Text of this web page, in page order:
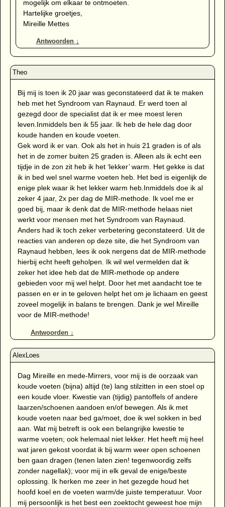
mogelijk om elkaar te ontmoeten.
Hartelijke groetjes,
Mireille Mettes
Antwoorden ↓
Bij mij is toen ik 20 jaar was geconstateerd dat ik te maken
heb met het Syndroom van Raynaud. Er werd toen al
gezegd door de specialist dat ik er mee moest leren
leven.Inmiddels ben ik 55 jaar. Ik heb de hele dag door
koude handen en koude voeten.
Gek word ik er van. Ook als het in huis 21 graden is of als
het in de zomer buiten 25 graden is. Alleen als ik echt een
tijdje in de zon zit heb ik het ‘lekker’ warm. Het gekke is dat
ik in bed wel snel warme voeten heb. Het bed is eigenlijk de
enige plek waar ik het lekker warm heb.Inmiddels doe ik al
zeker 4 jaar, 2x per dag de MIR-methode. Ik voel me er
goed bij, maar ik denk dat de MIR-methode helaas niet
werkt voor mensen met het Syndroom van Raynaud.
Anders had ik toch zeker verbetering geconstateerd. Uit de
reacties van anderen op deze site, die het Syndroom van
Raynaud hebben, lees ik ook nergens dat de MIR-methode
hierbij echt heeft geholpen. Ik wil wel vermelden dat ik
zeker het idee heb dat de MIR-methode op andere
gebieden voor mij wel helpt. Door het met aandacht toe te
passen en er in te geloven helpt het om je lichaam en geest
zoveel mogelijk in balans te brengen. Dank je wel Mireille
voor de MIR-methode!
Antwoorden ↓
Dag Mireille en mede-Mirrers, voor mij is de oorzaak van
koude voeten (bijna) altijd (te) lang stilzitten in een stoel op
een koude vloer. Kwestie van (tijdig) pantoffels of andere
laarzen/schoenen aandoen en/of bewegen. Als ik met
koude voeten naar bed ga/moet, doe ik wel sokken in bed
aan. Wat mij betreft is ook een belangrijke kwestie te
warme voeten; ook helemaal niet lekker. Het heeft mij heel
wat jaren gekost voordat ik bij warm weer open schoenen
ben gaan dragen (tenen laten zien! tegenwoordig zelfs
zonder nagellak); voor mij in elk geval de enige/beste
oplossing. Ik herken me zeer in het gezegde houd het
hoofd koel en de voeten warm/de juiste temperatuur. Voor
mij persoonlijk is het best een zoektocht geweest hoe mijn